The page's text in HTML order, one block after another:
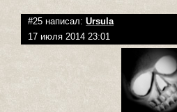
#25 написал: Ursula
17 июля 2014 23:01